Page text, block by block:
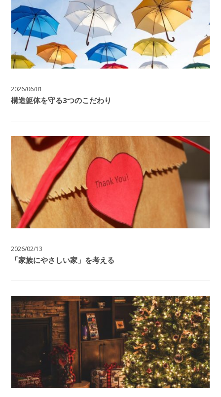
2026/06/01
構造躯体を守る3つのこだわり
2026/02/13
「家族にやさしい家」を考える